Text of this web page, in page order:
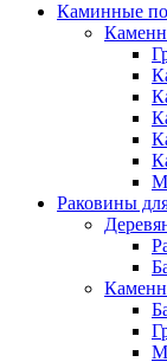
Каминные
Раковины